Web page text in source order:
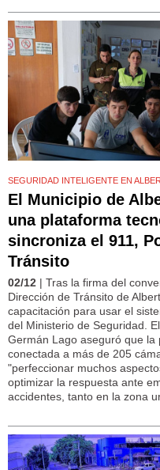
SEGURIDAD INTELIGENTE EN
El Municipio de
una plataforma
sincroniza el 911,
Tránsito
02/12 | Tras la firma del
Dirección de Tránsito de
capacitación para usar el
del Ministerio de Seguridad.
Germán Lago aseguró que la
conectada a más de 205
"perfeccionar muchos
optimizar la respuesta ante
accidentes, tanto en la zona